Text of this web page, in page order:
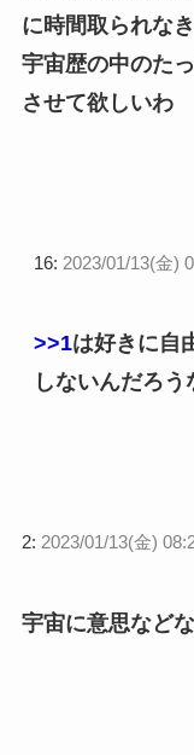
に時間取られな
宇宙歴の中のた
させて欲しいわ
16: 2023/01/13(金)
>>1は好きに自
しないんだろう
2: 2023/01/13(金)
宇宙に意思など